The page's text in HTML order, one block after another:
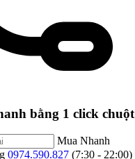
bằng 1 click chuột
Mua Nhanh
0974.590.827 (7:30 - 22:00)